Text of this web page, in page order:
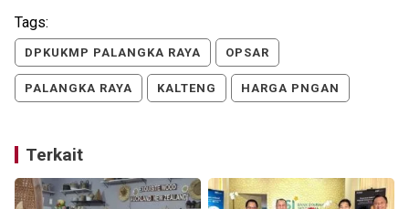
Tags:
DPKUKMP PALANGKA RAYA OPSAR
PALANGKA RAYA KALTENG HARGA PNGAN
Terkait